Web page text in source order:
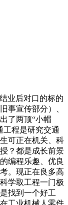
结业后对口的标的
事宣传部分）、
了两顶“小帽
工程是研究交通
可正在机关、科
？都是成长前景
编程乐趣、优良
。现正在良多高
学取工程一门极
找到一个好工
工业机械人零件